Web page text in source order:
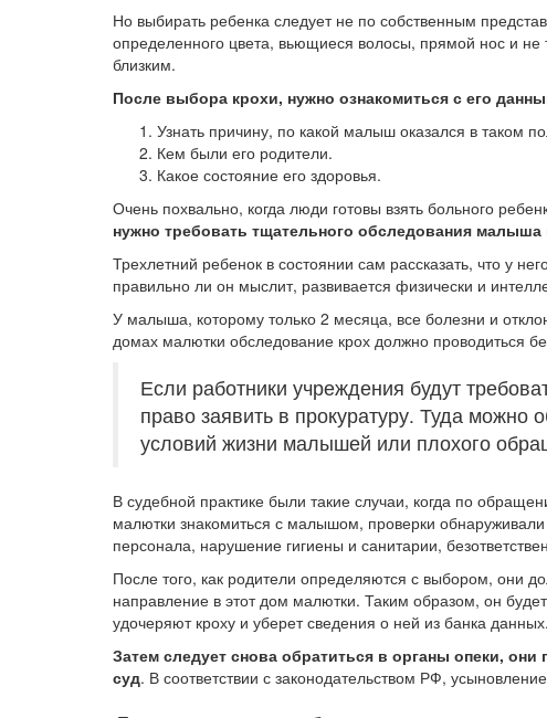
Но выбирать ребенка следует не по собственным
определенного цвета, вьющиеся волосы, прямой нос и
близким.
После выбора крохи, нужно ознакомиться с его
Узнать причину, по какой малыш оказался в таком
Кем были его родители.
Какое состояние его здоровья.
Очень похвально, когда люди готовы взять больного
нужно требовать тщательного обследования
Трехлетний ребенок в состоянии сам рассказать, что у
правильно ли он мыслит, развивается физически и
У малыша, которому только 2 месяца, все болезни и
домах малютки обследование крох должно проводиться
Если работники учреждения будут
право заявить в прокуратуру. Туда можно
условий жизни малышей или плохого
В судебной практике были такие случаи, когда по
малютки знакомиться с малышом, проверки обнаруживали
персонала, нарушение гигиены и санитарии,
После того, как родители определяются с выбором, они
направление в этот дом малютки. Таким образом, он
удочеряют кроху и уберет сведения о ней из банка данных.
Затем следует снова обратиться в органы опеки,
суд. В соответствии с законодательством РФ,